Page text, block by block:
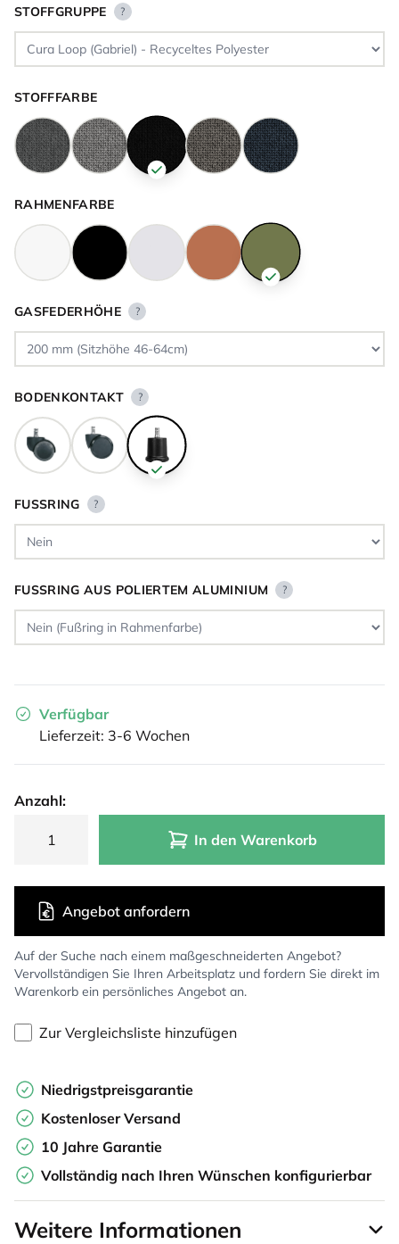
STOFFGRUPPE ?
STOFFFARBE
RAHMENFARBE
GASFEDERHÖHE ?
BODENKONTAKT ?
FUSSRING ?
FUSSRING AUS POLIERTEM ALUMINIUM ?
Verfügbar
Lieferzeit: 3-6 Wochen
Anzahl:
In den Warenkorb
Auf der Suche nach einem maßgeschneiderten Angebot?
Vervollständigen Sie Ihren Arbeitsplatz und fordern Sie direkt im
Warenkorb ein persönliches Angebot an.
Angebot anfordern
Zur Vergleichsliste hinzufügen
Niedrigstpreisgarantie
Kostenloser Versand
10 Jahre Garantie
Vollständig nach Ihren Wünschen konfigurierbar
Weitere Informationen